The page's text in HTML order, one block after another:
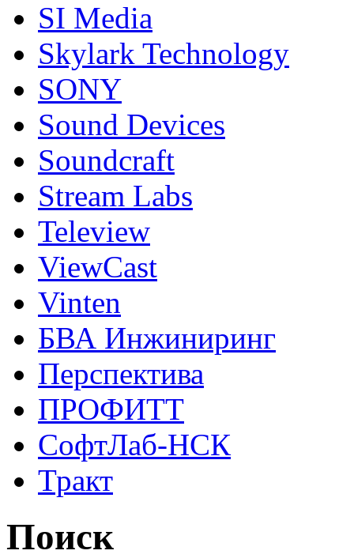
SI Media
Skylark Technology
SONY
Sound Devices
Soundcraft
Stream Labs
Teleview
ViewCast
Vinten
БВА Инжиниринг
Перспектива
ПРОФИТТ
СофтЛаб-НСК
Тракт
Поиск